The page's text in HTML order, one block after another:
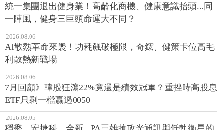
統一集團退出健身業！高齡化商機、健康意識抬頭...同
一陣風，健身三巨頭命運大不同？
2026.08.06
AI散熱革命來襲！功耗飆破極限，奇鋐、健策卡位高毛
利散熱新戰場
2026.08.06
7月回顧》韓股狂瀉22%竟還是績效冠軍？重挫時高股息
ETF只剩一檔贏過0050
2026.08.05
穩懋、宏捷科、全新...PA三雄搶攻光通訊與低軌衛星的